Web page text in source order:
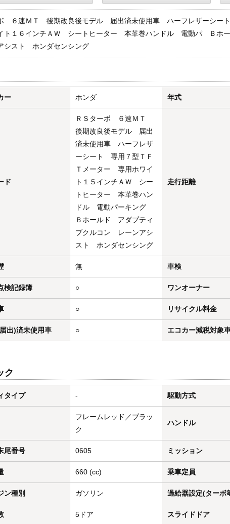
６速ＭＴ 後期改良後モデル 届出済未使用車 ハーフレザーシー
ト１６インチＡＷ シートヒーター 本革巻ハンドル 電動パ Ｂホ
シスト ホンダセンシング
ー ホンダ 年式
ド
ＲＳターボ ６速ＭＴ
後期改良後モデル 届出
済未使用車 ハーフレザ
ーシート 専用７型ＴＦ
Ｔメーター 専用ホワイ
ト１５インチＡＷ シー
トヒーター 本革巻ハン
ドル 電動パーキング
Ｂホールド アダプティ
ブクルコン レーンアシ
スト ホンダセンシング
走行距離
無 車検
検記録簿 ○ ワンオーナー
○ リサイクル料金
出)済未使用車 ○ エコカー減税対象
ク
タイプ - 駆動方式
フレームレッド／ブラッ
ク
ハンドル
尾番号 0605 ミッション
660 (cc) 乗車定員
ン種別 ガソリン 過給器設定(ターボ
5ドア スライドドア